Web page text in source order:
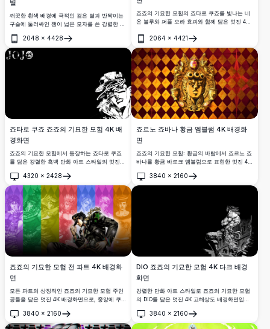
별
깨끗한 흰색 배경에 극적인 검은 별과 반짝이는
구슬에 둘러싸인 챙이 넓은 모자를 쓴 강렬한 여
한 모험 만화 스타일 배경화면.
2048 × 4428
열기
죠죠의 기묘한 모험의 죠타로 쿠죠를 빛나는 네
온 블루와 퍼플 오라 효과와 함께 담은 멋진 4K
니메이션 아트 스타일의 완벽한 AMOLED 배경
화면입니다.
2064 × 4421
열기
죠타로 쿠죠 죠죠의 기묘한 모험 4K 배
경화면
죠죠의 기묘한 모험에서 등장하는 죠타로 쿠죠
를 담은 강렬한 흑백 만화 아트 스타일의 멋진
드스크린 디스플레이에 완벽합니다.
4320 × 2428
열기
죠르노 죠바나 황금 엠블럼 4K 배경화
면
죠죠의 기묘한 모험: 황금의 바람에서 죠르노 죠
바나를 황금 바로크 엠블럼으로 표현한 멋진 4K
몬드 패턴 배경을 배경으로, 이 고해상도 아트워
크는 왕족의 위엄과 강인함을 발산합니다.
3840 × 2160
열기
죠죠의 기묘한 모험 전 파트 4K 배경화
면
모든 파트의 상징적인 죠죠의 기묘한 모험 주인
공들을 담은 멋진 4K 배경화면으로, 중앙에 쿠죠
스타일로 각 죠죠 세대를 나타내는 생동감 넘치
는 컬러 패널로 둘러싸여 있습니다.
3840 × 2160
열기
DIO 죠죠의 기묘한 모험 4K 다크 배경
화면
강렬한 만화 아트 스타일로 죠죠의 기묘한 모험
의 DIO를 담은 멋진 4K 고해상도 배경화면입니
건축물 위에 자리하며, 인상적인 흑백 디테일로
표현되었습니다.
3840 × 2160
열기